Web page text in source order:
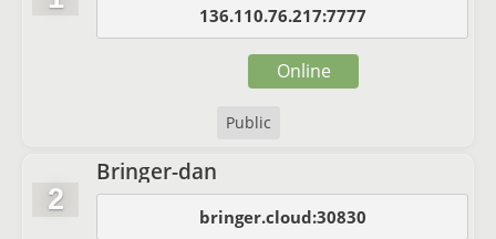
136.110.76.217:7777
Public
Online
2
Bringer-dan
bringer.cloud:30830